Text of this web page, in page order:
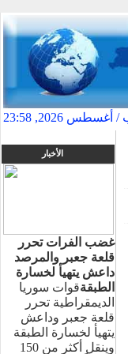
الأخبار
غضب الفرات تحرر
قلعة جعبر والمرصد
داعش يتهيأ لخسارة
الطبقةقوات سوريا
الديمقراطية تحرر
قلعة جعبر وداعش
يتهيأ لخسارة الطبقة
وينقل أكثر من 150